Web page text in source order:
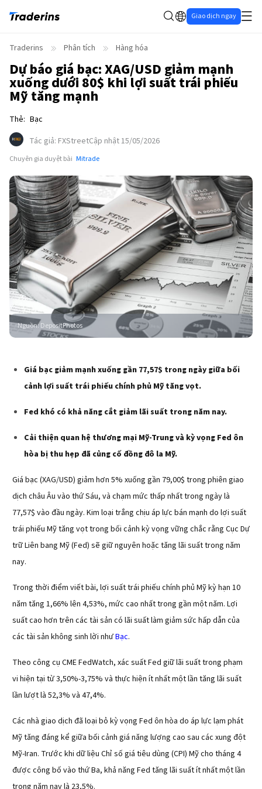
Giao dịch ngay
Traderins Phân tích Hàng hóa
Dự báo giá bạc: XAG/USD giảm mạnh
xuống dưới 80$ khi lợi suất trái phiếu
Mỹ tăng mạnh
Thẻ: Bạc
Tác giả: FXStreetCập nhật 15/05/2026
Chuyên gia duyệt bài Mitrade
Nguồn:DepositPhotos
Giá bạc giảm mạnh xuống gần 77,57$ trong ngày giữa bối
cảnh lợi suất trái phiếu chính phủ Mỹ tăng vọt.
Fed khó có khả năng cắt giảm lãi suất trong năm nay.
Cải thiện quan hệ thương mại Mỹ-Trung và kỳ vọng Fed ôn
hòa bị thu hẹp đã củng cố đồng đô la Mỹ.
Giá bạc (XAG/USD) giảm hơn 5% xuống gần 79,00$ trong phiên giao
dịch châu Âu vào thứ Sáu, và chạm mức thấp nhất trong ngày là
77,57$ vào đầu ngày. Kim loại trắng chịu áp lực bán mạnh do lợi suất
trái phiếu Mỹ tăng vọt trong bối cảnh kỳ vọng vững chắc rằng Cục Dự
trữ Liên bang Mỹ (Fed) sẽ giữ nguyên hoặc tăng lãi suất trong năm
nay.
Trong thời điểm viết bài, lợi suất trái phiếu chính phủ Mỹ kỳ hạn 10
năm tăng 1,66% lên 4,53%, mức cao nhất trong gần một năm. Lợi
suất cao hơn trên các tài sản có lãi suất làm giảm sức hấp dẫn của
các tài sản không sinh lời nhưBạc.
Theo công cụ CME FedWatch, xác suất Fed giữ lãi suất trong phạm
vi hiện tại từ 3,50%-3,75% và thực hiện ít nhất một lần tăng lãi suất
lần lượt là 52,3% và 47,4%.
Các nhà giao dịch đã loại bỏ kỳ vọng Fed ôn hòa do áp lực lạm phát
Mỹ tăng đáng kể giữa bối cảnh giá năng lượng cao sau các xung đột
Mỹ-Iran. Trước khi dữ liệu Chỉ số giá tiêu dùng (CPI) Mỹ cho tháng 4
được công bố vào thứ Ba, khả năng Fed tăng lãi suất ít nhất một lần